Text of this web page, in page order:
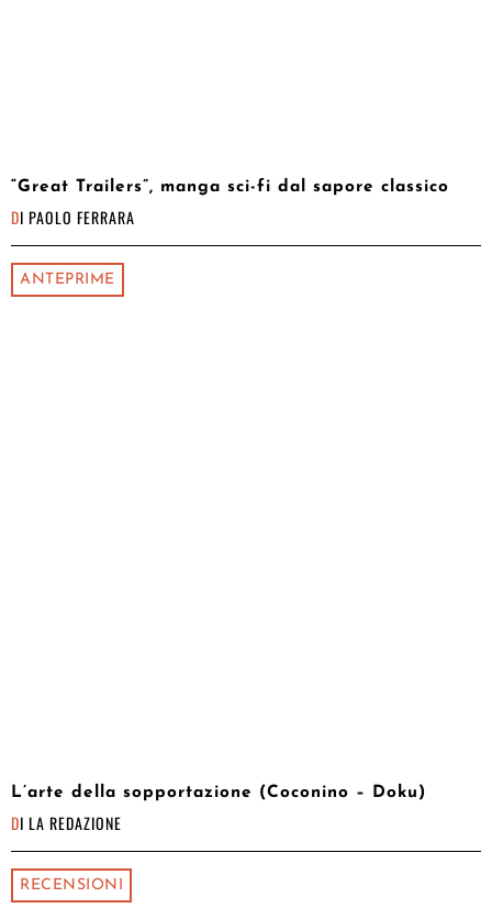
“Great Trailers”, manga sci-fi dal sapore classico
DI PAOLO FERRARA
ANTEPRIME
L’arte della sopportazione (Coconino – Doku)
DI LA REDAZIONE
RECENSIONI